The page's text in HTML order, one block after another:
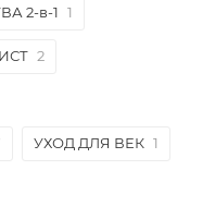
2-в-1 1
2
УХОД ДЛЯ ВЕК 1